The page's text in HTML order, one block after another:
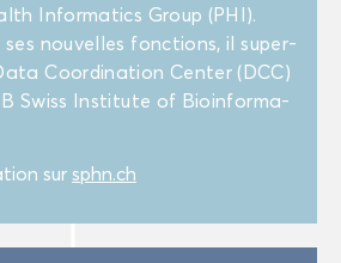
In­for­ma­tics Group (PHI).
ses nou­velles fonc­tions, il su­per­
Co­or­di­na­tion Cen­ter (DCC)
Swiss Ins­ti­tute of Bio­in­for­ma­
sur sphn.ch